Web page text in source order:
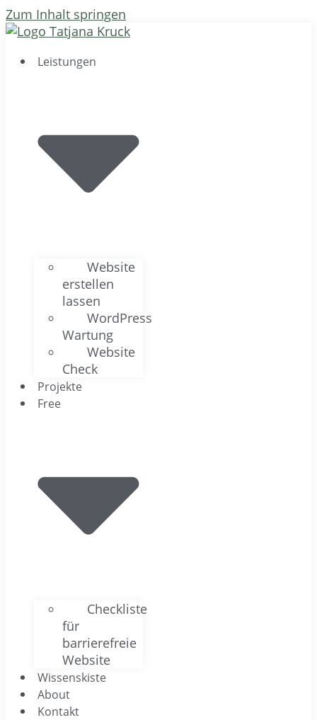
Zum Inhalt springen
Leistungen
Website
erstellen
lassen
WordPress
Wartung
Website
Check
Projekte
Free
Checkliste
für
barrierefreie
Website
Wissenskiste
About
Kontakt